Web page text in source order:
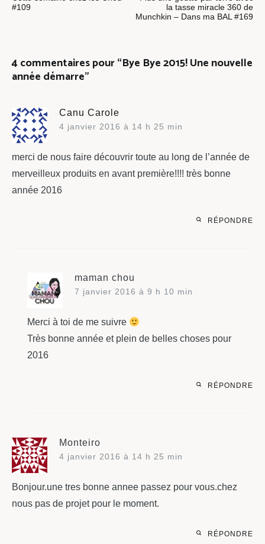
de
#109
la tasse miracle 360 de
Munchkin – Dans ma BAL #169
4 commentaires pour “Bye Bye 2015! Une nouvelle
année démarre”
Canu Carole
4 janvier 2016 à 14 h 25 min
merci de nous faire découvrir toute au long de l’année de
merveilleux produits en avant première!!!! très bonne
année 2016
RÉPONDRE
maman chou
7 janvier 2016 à 9 h 10 min
Merci à toi de me suivre
Très bonne année et plein de belles choses pour
2016
RÉPONDRE
Monteiro
4 janvier 2016 à 14 h 25 min
Bonjour.une tres bonne annee passez pour vous.chez
nous pas de projet pour le moment.
RÉPONDRE